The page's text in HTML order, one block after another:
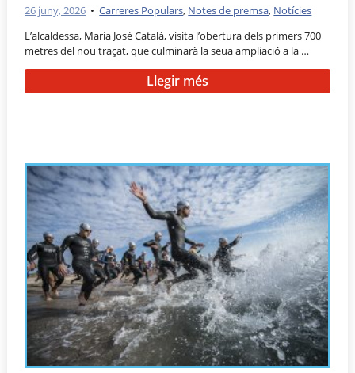
26 juny, 2026 •Carreres Populars, Notes de premsa, Notícies
L’alcaldessa, María José Catalá, visita l’obertura dels primers 700
metres del nou traçat, que culminarà la seua ampliació a la …
Llegir més